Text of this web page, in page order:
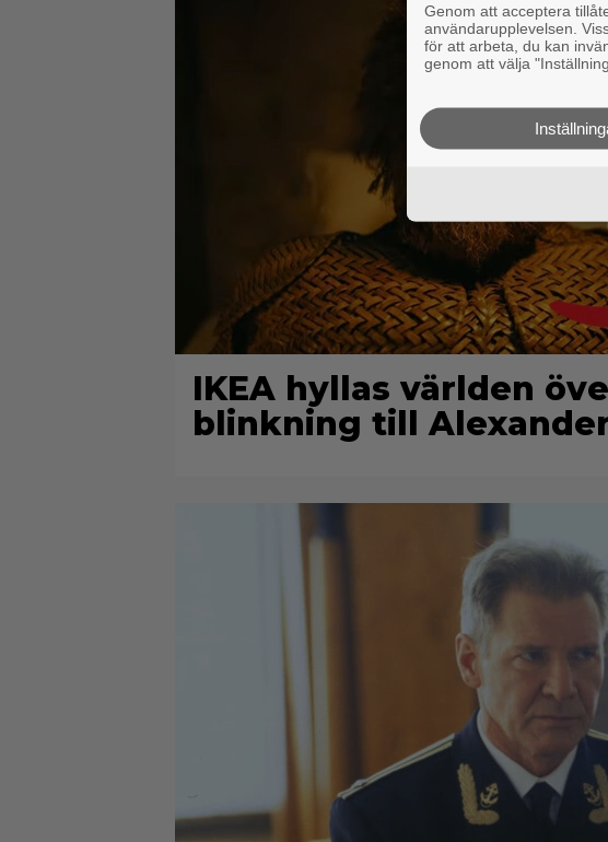
IKEA hyllas världen
blinkning till
Genom att acceptera
användarupplevelsen.
för att arbeta, du kan
genom att välja